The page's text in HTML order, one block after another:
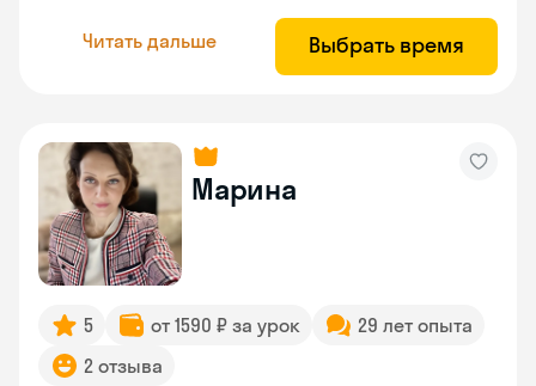
Читать дальше Выбрать время
Марина
5 от 1590 ₽ за урок
29 лет опыта
2 отзыва